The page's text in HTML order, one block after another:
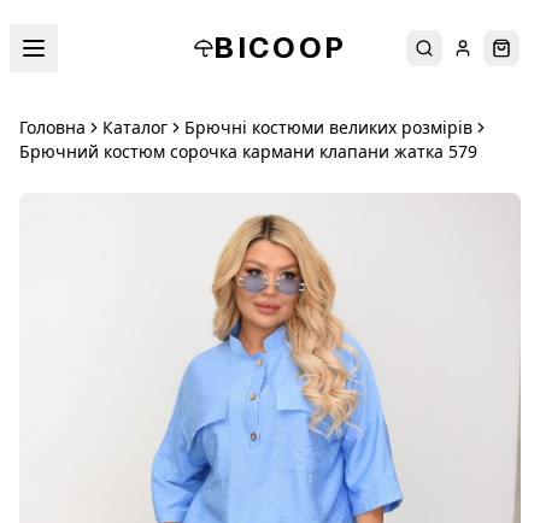
BICOOP ПошукУвійти
Головна Каталог
Брючні костюми великих розмірів
Брючний костюм сорочка кармани клапани жатка 579